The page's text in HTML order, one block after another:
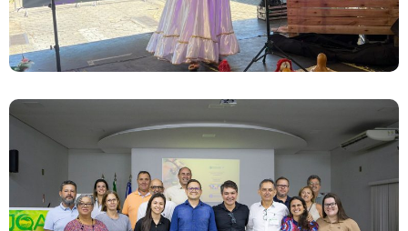
Lançamento Do Projeto JOA Economia
Solidária